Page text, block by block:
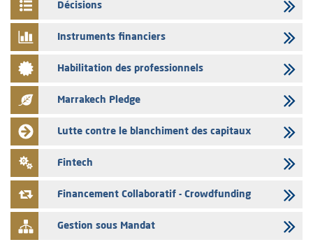
L’AMMC met sur son site internet les publications réalisées par les
03/08/2026
Liste des agréments et visas d'OPCVM accordés par l'AMMC pour le
mois de juillet 2026
03/08/2026
L' AMMC publie les indicateurs mensuels du marché des capitaux pour
le mois de Juin 2026
31/07/2026
L’AMMC met sur son site internet les publications réalisées par les
émetteurs du 30 au 31 juillet 2026
Décisions
Instruments financiers
Habilitation des professionnels
Marrakech Pledge
Lutte contre le blanchiment des capitaux
Fintech
Financement Collaboratif - Crowdfunding
Gestion sous Mandat